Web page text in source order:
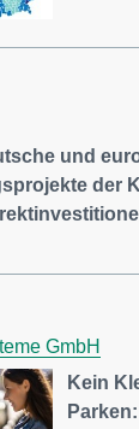
und
der
GmbH
Kein